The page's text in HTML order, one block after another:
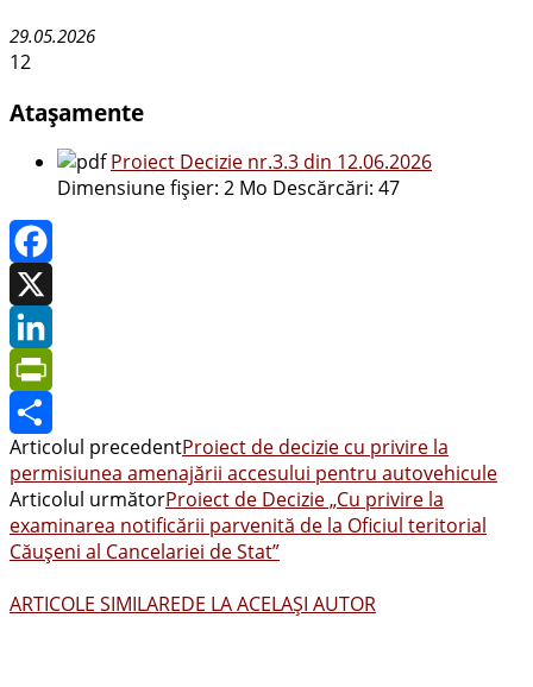
29.05.2026
12
Atașamente
Proiect Decizie nr.3.3 din 12.06.2026
Dimensiune fișier: 2 Mo Descărcări: 47
Facebook
X
LinkedIn
PrintFriendly
Share
Articolul precedentProiect de decizie cu privire la
permisiunea amenajării accesului pentru autovehicule
Articolul următorProiect de Decizie „Cu privire la
examinarea notificării parvenită de la Oficiul teritorial
Căușeni al Cancelariei de Stat”
ARTICOLE SIMILAREDE LA ACELAȘI AUTOR